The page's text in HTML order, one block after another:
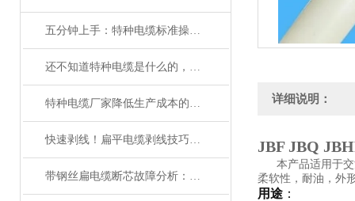
五分钟上手：特种电缆标准操作流程详解
还不知道特种电缆是什么的，请看这里！
特种电缆厂家降低生产成本的合理手段
快速剥线！扁平电缆剥线技巧分享
带钢丝扁电缆断芯故障分析：从钢丝疲劳到导体断裂的连锁反应
详细说明：
JBF JBQ
本产品适用于交
柔软性，耐油，外
用途 ：